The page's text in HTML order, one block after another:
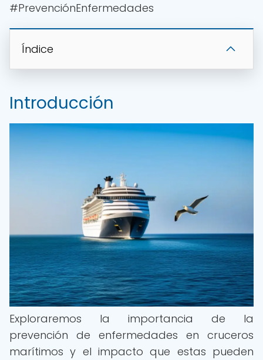
#PrevenciónEnfermedades
Índice
Introducción
Exploraremos la importancia de la
prevención de enfermedades en cruceros
marítimos y el impacto que estas pueden